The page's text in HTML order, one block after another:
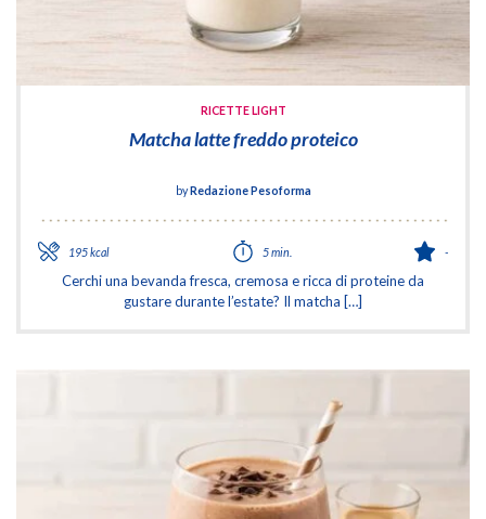
RICETTE LIGHT
Matcha latte freddo proteico
byRedazione Pesoforma
195 kcal 5 min. -
Cerchi una bevanda fresca, cremosa e ricca di proteine da
gustare durante l’estate? Il matcha […]